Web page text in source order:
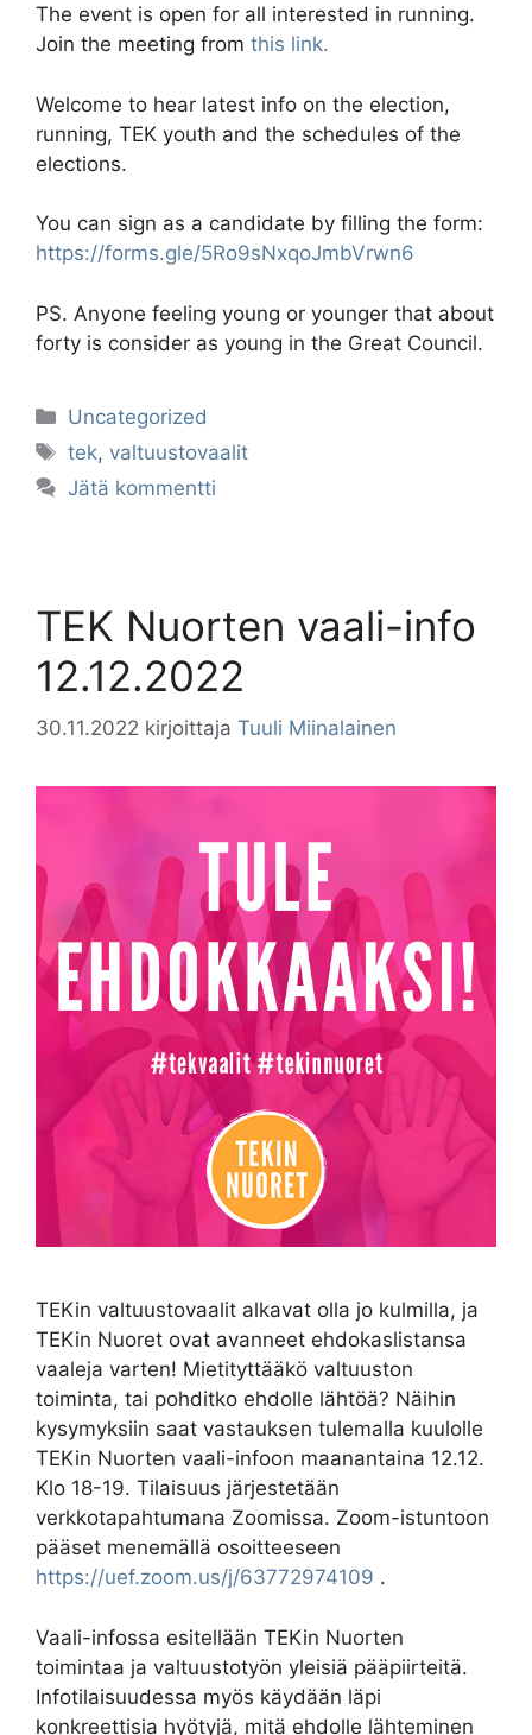
The event is open for all interested in running.
Join the meeting from this link.
Welcome to hear latest info on the election,
running, TEK youth and the schedules of the
elections.
You can sign as a candidate by filling the form:
https://forms.gle/5Ro9sNxqoJmbVrwn6
PS. Anyone feeling young or younger that about
forty is consider as young in the Great Council.
Kategoriat
Uncategorized
Avainsanat
tek,valtuustovaalit
Jätä kommentti
TEK Nuorten vaali-info
12.12.2022
30.11.2022 kirjoittaja Tuuli Miinalainen
TEKin valtuustovaalit alkavat olla jo kulmilla, ja
TEKin Nuoret ovat avanneet ehdokaslistansa
vaaleja varten! Mietityttääkö valtuuston
toiminta, tai pohditko ehdolle lähtöä? Näihin
kysymyksiin saat vastauksen tulemalla kuulolle
TEKin Nuorten vaali-infoon maanantaina 12.12.
Klo 18-19. Tilaisuus järjestetään
verkkotapahtumana Zoomissa. Zoom-istuntoon
pääset menemällä osoitteeseen
https://uef.zoom.us/j/63772974109 .
Vaali-infossa esitellään TEKin Nuorten
toimintaa ja valtuustotyön yleisiä pääpiirteitä.
Infotilaisuudessa myös käydään läpi
konkreettisia hyötyjä, mitä ehdolle lähteminen